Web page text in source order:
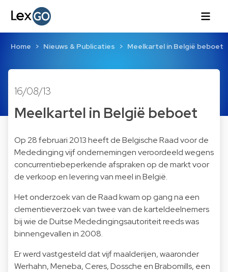
Home Nieuws & Publicaties Meelkartel in België beboet
16/08/13
Meelkartel in België beboet
Op 28 februari 2013 heeft de Belgische Raad voor de
Mededinging vijf ondernemingen veroordeeld wegens
concurrentiebeperkende afspraken op de markt voor
de verkoop en levering van meel in België.
Het onderzoek van de Raad kwam op gang na een
clementieverzoek van twee van de karteldeelnemers
bij wie de Duitse Mededingingsautoriteit reeds was
binnengevallen in 2008.
Er werd vastgesteld dat vijf maalderijen, waaronder
Werhahn, Meneba, Ceres, Dossche en Brabomills, een